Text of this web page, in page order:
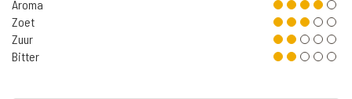
Aroma
Zoet
Zuur
Bitter